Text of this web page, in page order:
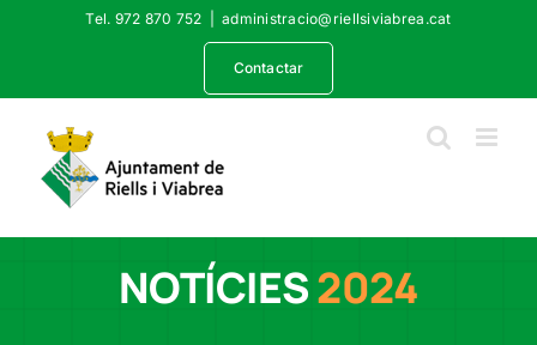
Tel. 972 870 752 administracio@riellsiviabrea.cat
Contactar
NOTÍCIES2024